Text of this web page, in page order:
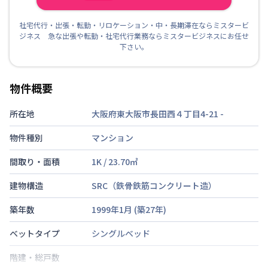
社宅代行・出張・転勤・リロケーション・中・長期滞在ならミスタービ
ジネス 急な出張や転勤・社宅代行業務ならミスタービジネスにお任せ
下さい。
物件概要
所在地 大阪府東大阪市長田西４丁目4-21 -
物件種別
マンション
間取り・面積
1K / 23.70㎡
建物構造
SRC（鉄骨鉄筋コンクリート造）
築年数
1999年1月 (築27年)
ベットタイプ
シングルベッド
階建・総戸数